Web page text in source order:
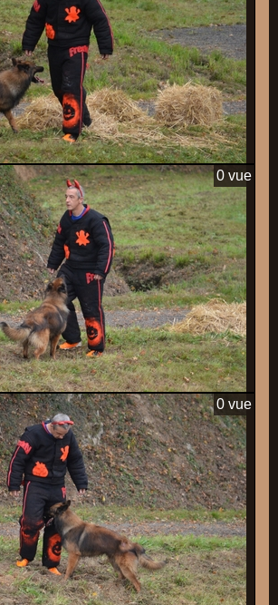
0 vue
0 vue